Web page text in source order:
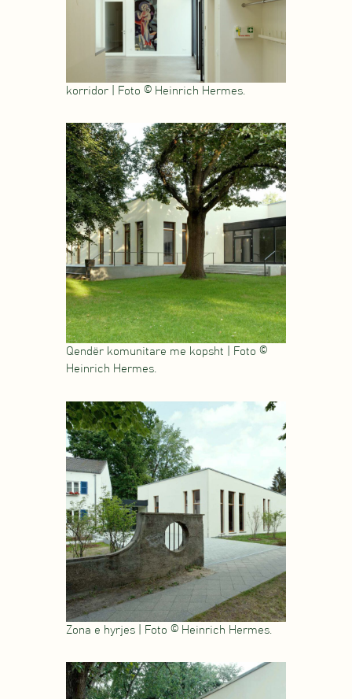
korridor | Foto © Heinrich Hermes.
Qendër komunitare me kopsht | Foto ©
Heinrich Hermes.
Zona e hyrjes | Foto © Heinrich Hermes.